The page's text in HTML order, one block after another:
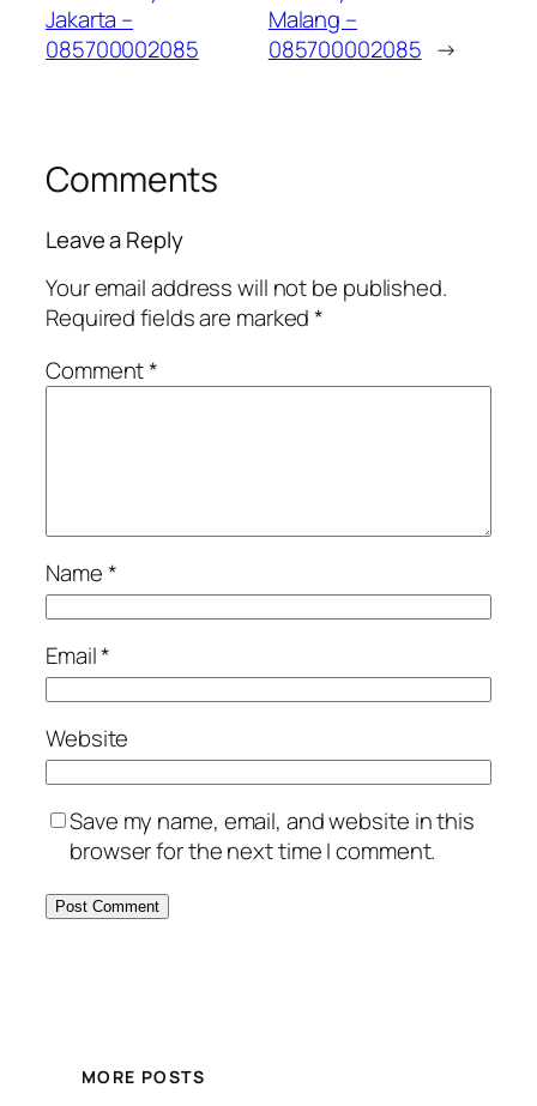
Jakarta –
085700002085
Malang –
085700002085 →
Comments
Leave a Reply
Your email address will not be published.
Required fields are marked*
Comment*
Name*
Email*
Website
Save my name, email, and website in this
browser for the next time I comment.
MORE POSTS